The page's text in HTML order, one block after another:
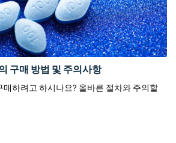
구매 방법 및 주의사항
매하려고 하시나요? 올바른 절차와 주의할